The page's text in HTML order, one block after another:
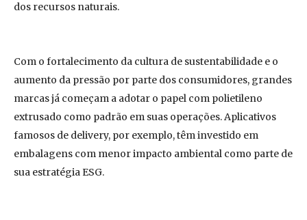
dos recursos naturais.
Com o fortalecimento da cultura de sustentabilidade e o
aumento da pressão por parte dos consumidores, grandes
marcas já começam a adotar o papel com polietileno
extrusado como padrão em suas operações. Aplicativos
famosos de delivery, por exemplo, têm investido em
embalagens com menor impacto ambiental como parte de
sua estratégia ESG.